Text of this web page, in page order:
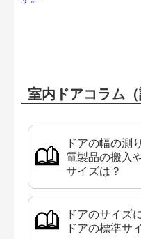
室内ドアコラム（
ドアの幅の
電製品の搬入
サイズは？
ドアのサイズ
ドアの標準サ